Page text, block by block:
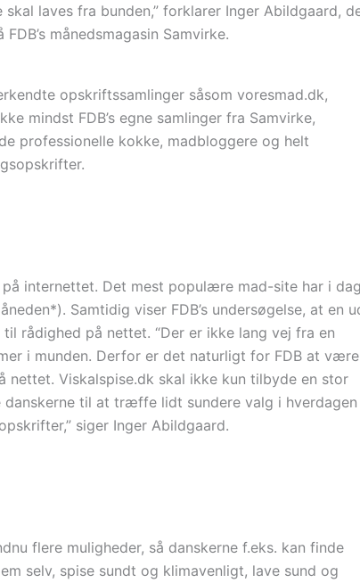
laves fra bunden,” forklarer Inger Abildgaard,
månedsmagasin Samvirke.
opskriftssamlinger såsom voresmad.dk,
mindst FDB’s egne samlinger fra Samvirke,
professionelle kokke, madbloggere og helt
internettet. Det mest populære mad-site har i dag
Samtidig viser FDB’s undersøgelse, at en
rådighed på nettet. “Der er ikke lang vej fra en
i munden. Derfor er det naturligt for FDB at være
Viskalspise.dk skal ikke kun tilbyde en stor
til at træffe lidt sundere valg i hverdagen
siger Inger Abildgaard.
flere muligheder, så danskerne f.eks. kan finde
selv, spise sundt og klimavenligt, lave sund og